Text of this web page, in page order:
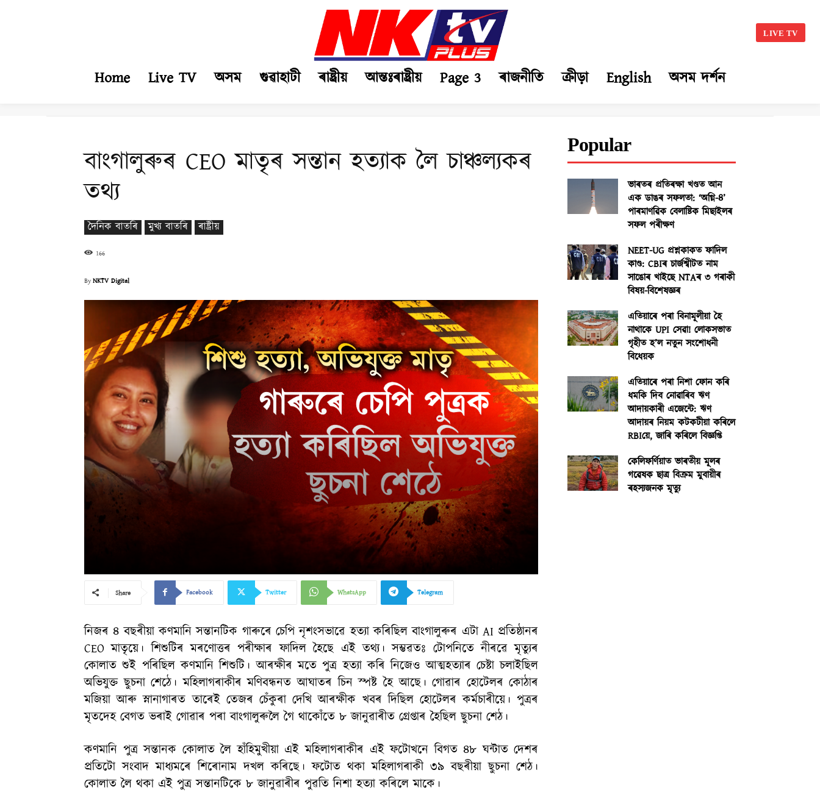
LIVE TV
Home Live TV অসম গুৱাহাটী ৰাষ্ট্ৰীয় আন্তঃৰাষ্ট্ৰীয় Page 3 ৰাজনীতি ক্ৰীড়া English অসম দৰ্শন
বাংগালুৰুৰ CEO মাতৃৰ সন্তান হত্যাক লৈ চাঞ্চল্যকৰ
তথ্য
দৈনিক বাতৰি মুখ্য বাতৰি ৰাষ্ট্ৰীয়
166
ByNKTV Digital
Share Facebook Twitter WhatsApp Telegram
নিজৰ ৪ বছৰীয়া কণমানি সন্তানটিক গাৰুৰে চেপি নৃশংসভাৱে হত্যা কৰিছিল বাংগালুৰুৰ এটা AI প্ৰতিষ্ঠানৰ
CEO মাতৃয়ে। শিশুটিৰ মৰণোত্তৰ পৰীক্ষাৰ ফাদিল হৈছে এই তথ্য। সম্ভৱতঃ টোপনিতে নীৰৱে মৃত্যুৰ
কোলাত শুই পৰিছিল কণমানি শিশুটি। আৰক্ষীৰ মতে পুত্ৰ হত্যা কৰি নিজেও আত্মহত্যাৰ চেষ্টা চলাইছিল
অভিযুক্ত ছুচনা শেঠে। মহিলাগৰাকীৰ মণিবন্ধনত আঘাতৰ চিন স্পষ্ট হৈ আছে। গোৱাৰ হোটেলৰ কোঠাৰ
মজিয়া আৰু স্নানাগাৰত তাৰেই তেজৰ চেঁকুৰা দেখি আৰক্ষীক খবৰ দিছিল হোটেলৰ কৰ্মচাৰীয়ে। পুত্ৰৰ
মৃতদেহ বেগত ভৰাই গোৱাৰ পৰা বাংগালুৰুলৈ গৈ থাকোঁতে ৮ জানুৱাৰীত গ্ৰেপ্তাৰ হৈছিল ছুচনা শেঠ।
কণমানি পুত্ৰ সন্তানক কোলাত লৈ হাঁহিমুখীয়া এই মহিলাগৰাকীৰ এই ফটোখনে বিগত ৪৮ ঘন্টাত দেশৰ
প্ৰতিটো সংবাদ মাধ্যমৰে শিৰোনাম দখল কৰিছে। ফটোত থকা মহিলাগৰাকী ৩৯ বছৰীয়া ছুচনা শেঠ।
কোলাত লৈ থকা এই পুত্ৰ সন্তানটিকে ৮ জানুৱাৰীৰ পুৱতি নিশা হত্যা কৰিলে মাকে।
Popular
ভাৰতৰ প্ৰতিৰক্ষা খণ্ডত আন
এক ডাঙৰ সফলতা: ‘অগ্নি-৪’
পাৰমাণৱিক বেলাষ্টিক মিছাইলৰ
সফল পৰীক্ষণ
NEET-UG প্ৰশ্নকাকত ফাদিল
কাণ্ড: CBIৰ চাৰ্জশ্বীটত নাম
সাঙোৰ খাইছে NTAৰ ৩ গৰাকী
বিষয়-বিশেষজ্ঞৰ
এতিয়াৰে পৰা বিনামূলীয়া হৈ
নাথাকে UPI সেৱা! লোকসভাত
গৃহীত হ’ল নতুন সংশোধনী
বিধেয়ক
এতিয়াৰে পৰা নিশা ফোন কৰি
ধমকি দিব নোৱাৰিব ঋণ
আদায়কাৰী এজেন্টে: ঋণ
আদায়ৰ নিয়ম কটকটীয়া কৰিলে
RBIয়ে, জাৰি কৰিলে বিজ্ঞপ্তি
কেলিফৰ্ণিয়াত ভাৰতীয় মূলৰ
গৱেষক ছাত্ৰ বিক্ৰম মুবায়ীৰ
ৰহস্যজনক মৃত্যু